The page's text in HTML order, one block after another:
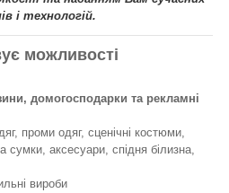
і технологій.
можливості
домогосподарки та рекламні
проми одяг, сценічні костюми,
сумки, аксесуари, спідня білизна,
вироби